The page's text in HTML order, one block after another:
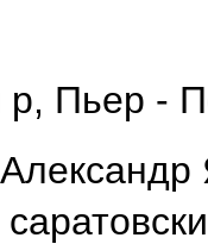
Пьер -